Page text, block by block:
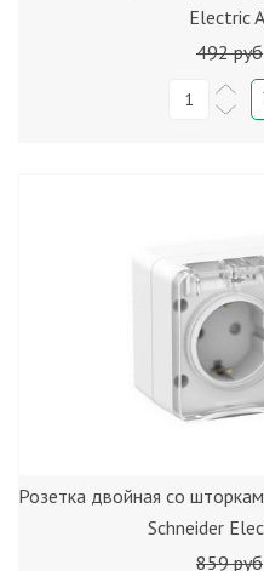
Electric
492 руб
Розетка двойная со
Schneider
859 руб